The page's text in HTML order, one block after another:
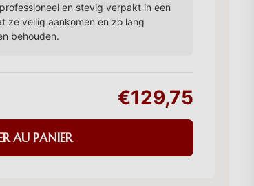
en stevig verpakt in een
ze veilig aankomen en zo lang
behouden.
€129,75
AU PANIER